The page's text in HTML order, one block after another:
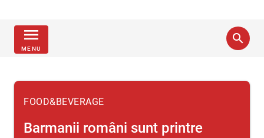
menu
MENU
search
FOOD&BEVERAGE
Barmanii români sunt printre